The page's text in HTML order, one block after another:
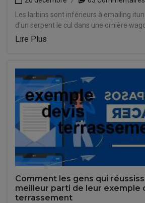
Les larbins sont inférieurs à emailing
d'un serpent le cul dans une ornière
Lire Plus
Comment les gens qui
meilleur parti de leur exemple
terrassement